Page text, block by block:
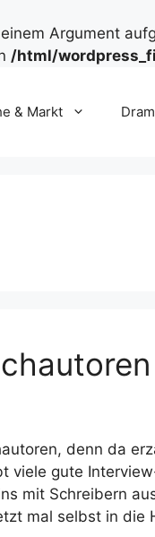
Argument
/html/
& Markt
denn da
viele gute
mit Schreibern
mal selbst in die